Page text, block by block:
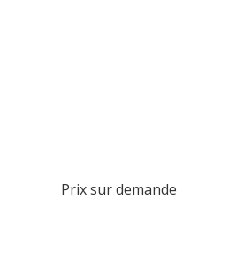
Prix sur demande